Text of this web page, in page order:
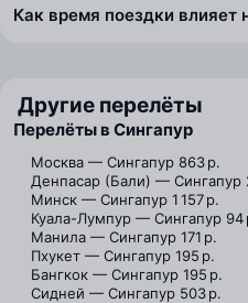
Как время поездки влияет
Другие перелёты
Перелёты в Сингапур
Москва — Сингапур 863 р.
Денпасар (Бали) — Сингапур
Минск — Сингапур 1 157 р.
Куала-Лумпур — Сингапур 94
Манила — Сингапур 171 р.
Пхукет — Сингапур 195 р.
Бангкок — Сингапур 195 р.
Сидней — Сингапур 503 р.